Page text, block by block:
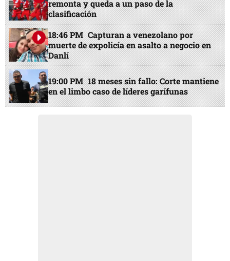
remonta y queda a un paso de la
clasificación
18:46 PM Capturan a venezolano por
muerte de expolicía en asalto a negocio en
Danlí
19:00 PM 18 meses sin fallo: Corte mantiene
en el limbo caso de líderes garífunas